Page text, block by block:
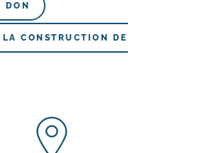
DON
CONSTRUCTION DE